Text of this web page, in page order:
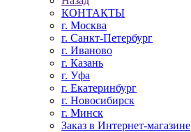
КОНТАКТЫ
г. Москва
г. Санкт-Петербург
г. Иваново
г. Казань
г. Уфа
г. Екатеринбург
г. Новосибирск
г. Минск
Заказ в Интернет-магазине